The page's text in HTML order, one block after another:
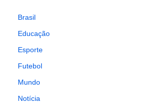
Brasil
Educação
Esporte
Futebol
Mundo
Notícia